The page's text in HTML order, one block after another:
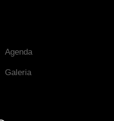
Agenda
Galeria